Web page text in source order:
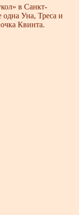
в Санкт-
Уна, Треса и
Квинта.